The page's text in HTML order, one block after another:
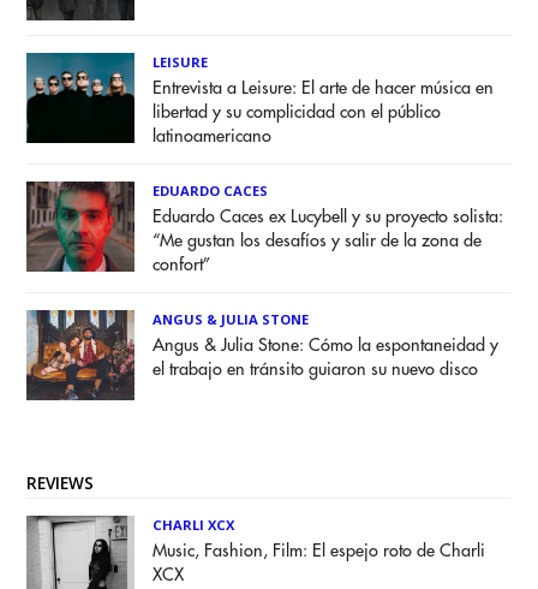
LEISURE
Entrevista a Leisure: El arte de hacer música en
libertad y su complicidad con el público
latinoamericano
EDUARDO CACES
Eduardo Caces ex Lucybell y su proyecto solista:
“Me gustan los desafíos y salir de la zona de
confort”
ANGUS & JULIA STONE
Angus & Julia Stone: Cómo la espontaneidad y
el trabajo en tránsito guiaron su nuevo disco
REVIEWS
CHARLI XCX
Music, Fashion, Film: El espejo roto de Charli
XCX